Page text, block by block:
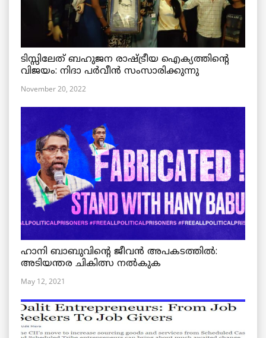
ടിസ്സിലേത് ബഹുജന രാഷ്ട്രീയ ഐക്യത്തിന്റെ
വിജയം: നിദാ പർവീൻ സംസാരിക്കുന്നു
November 20, 2022
ഹാനി ബാബുവിന്റെ ജീവൻ അപകടത്തിൽ:
അടിയന്തര ചികിത്സ നൽകുക
May 12, 2021